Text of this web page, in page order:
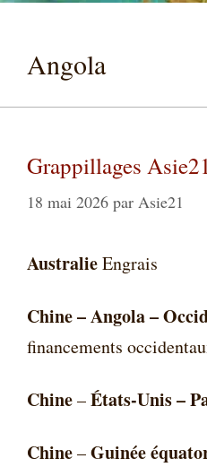
Angola
Grappillages
18 mai 2026 par Asie21
AustralieEngrais
Chine –Angola –
financements
Chine–États-Unis –
Chine–Guinée